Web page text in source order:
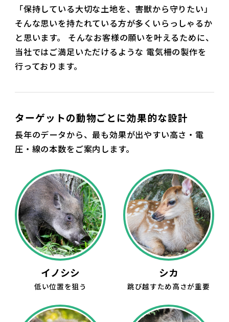
「保持している大切な土地を、害獣から守りたい」
そんな思いを持たれている方が多くいらっしゃるか
と思います。
そんなお客様の願いを叶えるために、
当社ではご満足いただけるような 電気柵の製作を
行っております。
ターゲットの動物ごとに効果的な設計
長年のデータから、最も効果が出やすい高さ・電
圧・線の本数をご案内します。
イノシシ
低い位置を狙う
シカ
跳び越すため高さが重要